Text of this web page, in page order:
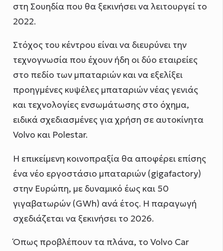
στη Σουηδία που θα ξεκινήσει να λειτουργεί το
2022.
Στόχος του κέντρου είναι να διευρύνει την
τεχνογνωσία που έχουν ήδη οι δύο εταιρείες
στο πεδίο των μπαταριών και να εξελίξει
προηγμένες κυψέλες μπαταριών νέας γενιάς
και τεχνολογίες ενσωμάτωσης στο όχημα,
ειδικά σχεδιασμένες για χρήση σε αυτοκίνητα
Volvo και Polestar.
Η επικείμενη κοινοπραξία θα αποφέρει επίσης
ένα νέο εργοστάσιο μπαταριών (gigafactory)
στην Ευρώπη, με δυναμικό έως και 50
γιγαβατωρών (GWh) ανά έτος. Η παραγωγή
σχεδιάζεται να ξεκινήσει το 2026.
Όπως προβλέπουν τα πλάνα, το Volvo Car